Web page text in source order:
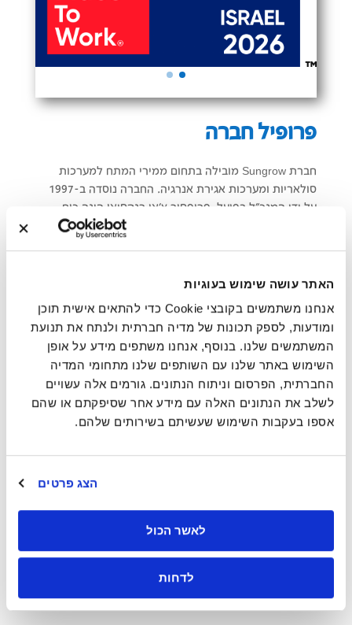
האתר עושה שימוש בעוגיות
אנחנו משתמשים בקובצי Cookie כדי להתאים אישית תוכן
ומודעות, לספק תכונות של מדיה חברתית ולנתח את תנועת
המשתמשים שלנו. בנוסף, אנחנו משתפים מידע על אופן
השימוש באתר שלנו עם השותפים שלנו מתחומי המדיה
החברתית, הפרסום וניתוח הנתונים. גורמים אלה עשויים
לשלב את הנתונים האלה עם מידע אחר שסיפקתם או שהם
אספו בעקבות השימוש שעשיתם בשירותים שלהם.
הצג פרטים
לאשר הכול
לדחות
פרופיל חברה
חברת Sungrow מובילה בתחום ממירי המתח למערכות
סולאריות ומערכות אגירת אנרגיה. החברה נוסדה ב-1997
על ידי המנכ"ל בפועל, פרופסור צ'או רנקסיאן הינה כוח
מוביל במחקר ופיתוח של ממירי מתח סולאריים עם צוות
מו"פ ייעודי הגדול בתעשייה ובעלת מגוון רחב של מוצרים
ומערכות לאגירת אנרגיה.
חשמליים, מערכות ייצור מימן באנרגיה מתחדשת ועוד.
המתקנים שלה פועלים ביותר מ-170 מדינות, כולל המפעל
הגדול בעולם לייצור ממירי מתח.
למידע נוסף, בקרו באתר www.sungrowpower.com.
89
אמינות
כבוד
87
93
95